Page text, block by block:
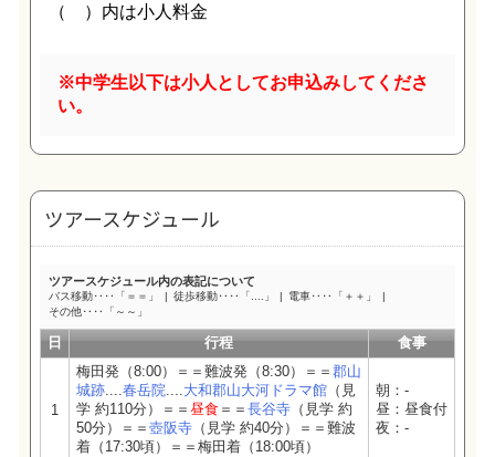
※中学生以下は小人としてお申込みしてくださ
い。
ツアースケジュール
ツアースケジュール内の表記について
バス移動‥‥「＝＝」 徒歩移動‥‥「....」
電車‥‥「＋＋」
その他‥‥「～～」
日 行程 食事
1
梅田発（8:00）＝＝難波発（8:30）＝＝ 郡山
城跡....春岳院....大和郡山大河ドラマ館 （見
学 約110分）＝＝ 昼食 ＝＝ 長谷寺 （見学 約
50分）＝＝ 壺阪寺 （見学 約40分）＝＝難波
着（17:30頃）＝＝梅田着（18:00頃）
朝：-
昼：昼食付
夜：-